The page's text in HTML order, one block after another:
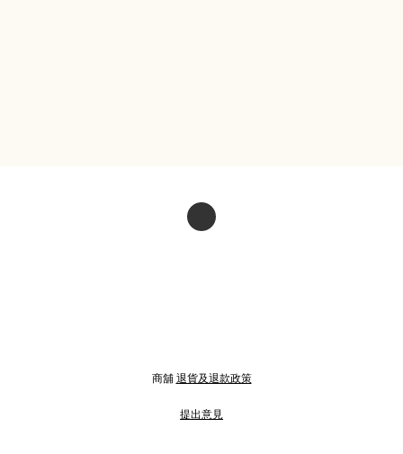
商舖 退貨及退款政策
提出意見